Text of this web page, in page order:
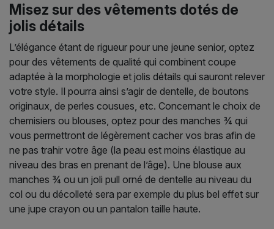
Misez sur des vêtements dotés de
jolis détails
L’élégance étant de rigueur pour une jeune senior, optez
pour des vêtements de qualité qui combinent coupe
adaptée à la morphologie et jolis détails qui sauront relever
votre style. Il pourra ainsi s’agir de dentelle, de boutons
originaux, de perles cousues, etc. Concernant le choix de
chemisiers ou blouses, optez pour des manches ¾ qui
vous permettront de légèrement cacher vos bras afin de
ne pas trahir votre âge (la peau est moins élastique au
niveau des bras en prenant de l’âge). Une blouse aux
manches ¾ ou un joli pull orné de dentelle au niveau du
col ou du décolleté sera par exemple du plus bel effet sur
une jupe crayon ou un pantalon taille haute.